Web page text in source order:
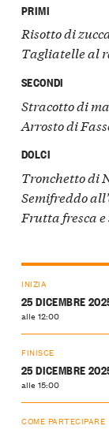
PRIMI
Risotto di
Tagliatelle al
SECONDI
Stracotto di
Arrosto di
DOLCI
Tronchetto di
Semifreddo
Frutta fresca e
INIZIA
25 DICEMBRE
alle 12:00
FINISCE
25 DICEMBRE
alle 15:00
COME PARTECIPARE